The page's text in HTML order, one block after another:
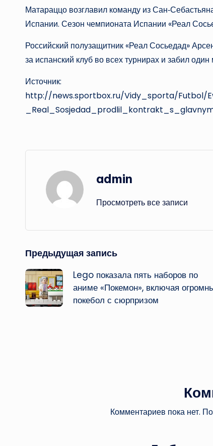
Матараццо возглавил команду из
Испании. Сезон чемпионата Испании «Реал
Российский полузащитник «Реал Сосьедад»
за испанский клуб во всех турнирах и забил один
Источник:
http://news.sportbox.ru/Vidy_sporta/Futbol/
admin
Просмотреть все записи
Навигация
записи
Предыдущая запись
Lego показала пять наборов по
аниме «Покемон», включая
покебол с сюрпризом
Комментариев пока нет.